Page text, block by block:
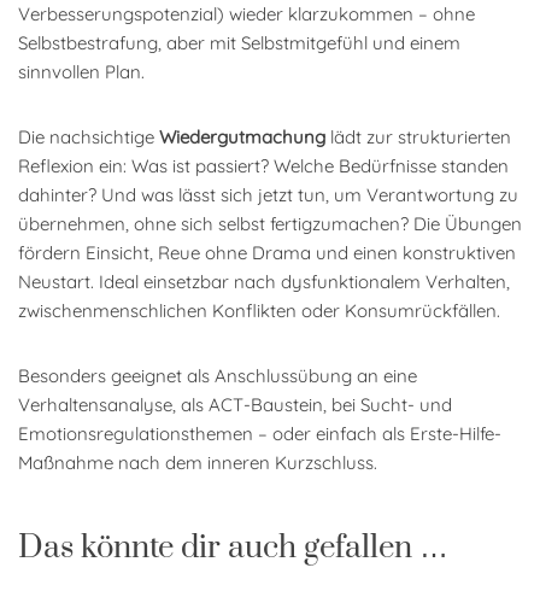
Verbesserungspotenzial) wieder klarzukommen – ohne
Selbstbestrafung, aber mit Selbstmitgefühl und einem
sinnvollen Plan.
Die nachsichtige Wiedergutmachung lädt zur strukturierten
Reflexion ein: Was ist passiert? Welche Bedürfnisse standen
dahinter? Und was lässt sich jetzt tun, um Verantwortung zu
übernehmen, ohne sich selbst fertigzumachen? Die Übungen
fördern Einsicht, Reue ohne Drama und einen konstruktiven
Neustart. Ideal einsetzbar nach dysfunktionalem Verhalten,
zwischenmenschlichen Konflikten oder Konsumrückfällen.
Besonders geeignet als Anschlussübung an eine
Verhaltensanalyse, als ACT-Baustein, bei Sucht- und
Emotionsregulationsthemen – oder einfach als Erste-Hilfe-
Maßnahme nach dem inneren Kurzschluss.
Das könnte dir auch gefallen …